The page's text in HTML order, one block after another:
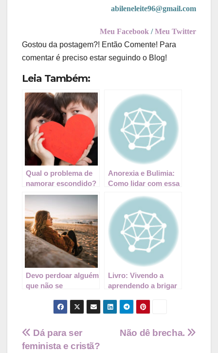
abileneleite96@gmail.com
Meu Facebook /Meu Twitter
Gostou da postagem?! Então Comente! Para
comentar é preciso estar seguindo o Blog!
Leia Também:
Qual o problema de
namorar escondido?
Anorexia e Bulimia:
Como lidar com essa
Devo perdoar alguém
que não se
Livro: Vivendo a
aprendendo a brigar
Navegação
Não dê brecha.
Dá para ser
feminista e cristã?